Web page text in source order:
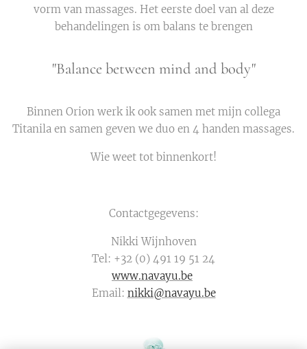
vorm van massages. Het eerste doel van al deze
behandelingen is om balans te brengen
"Balance between mind and body"
Binnen Orion werk ik ook samen met mijn collega
Titanila en samen geven we duo en 4 handen massages.
Wie weet tot binnenkort!
Contactgegevens:
Nikki Wijnhoven
Tel: +32 (0) 491 19 51 24
www.navayu.be
Email: nikki@navayu.be